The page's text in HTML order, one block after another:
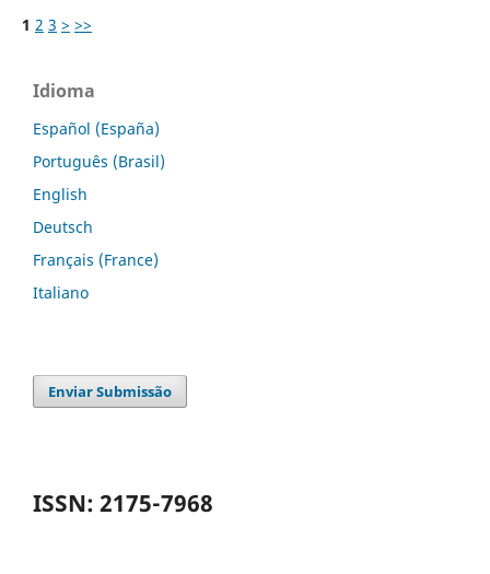
1 2 3 > >>
Idioma
Español (España)
Português (Brasil)
English
Deutsch
Français (France)
Italiano
Enviar Submissão
ISSN: 2175-7968